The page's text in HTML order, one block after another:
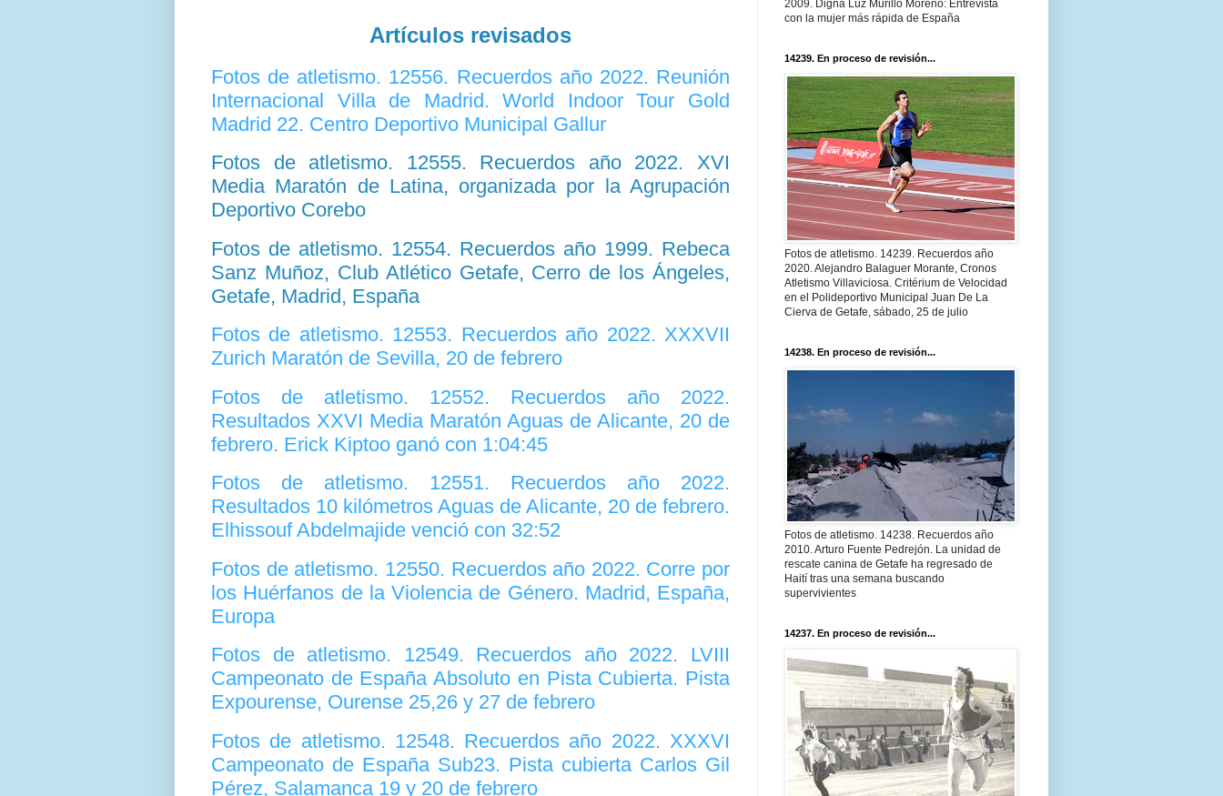
Artículos revisados
Fotos de atletismo. 12556. Recuerdos año 2022. Reunión
Internacional Villa de Madrid. World Indoor Tour Gold
Madrid 22. Centro Deportivo Municipal Gallur
Fotos de atletismo. 12555. Recuerdos año 2022. XVI
Media Maratón de Latina, organizada por la Agrupación
Deportivo Corebo
Fotos de atletismo. 12554. Recuerdos año 1999. Rebeca
Sanz Muñoz, Club Atlético Getafe, Cerro de los Ángeles,
Getafe, Madrid, España
Fotos de atletismo. 12553. Recuerdos año 2022. XXXVII
Zurich Maratón de Sevilla, 20 de febrero
Fotos de atletismo. 12552. Recuerdos año 2022.
Resultados XXVI Media Maratón Aguas de Alicante, 20 de
febrero. Erick Kiptoo ganó con 1:04:45
Fotos de atletismo. 12551. Recuerdos año 2022.
Resultados 10 kilómetros Aguas de Alicante, 20 de febrero.
Elhissouf Abdelmajide venció con 32:52
Fotos de atletismo. 12550. Recuerdos año 2022. Corre por
los Huérfanos de la Violencia de Género. Madrid, España,
Europa
Fotos de atletismo. 12549. Recuerdos año 2022. LVIII
Campeonato de España Absoluto en Pista Cubierta. Pista
Expourense, Ourense 25,26 y 27 de febrero
Fotos de atletismo. 12548. Recuerdos año 2022. XXXVI
Campeonato de España Sub23. Pista cubierta Carlos Gil
Pérez, Salamanca 19 y 20 de febrero
2009. Digna Luz Murillo Moreno: Entrevista
con la mujer más rápida de España
14239. En proceso de revisión...
Fotos de atletismo. 14239. Recuerdos año
2020. Alejandro Balaguer Morante, Cronos
Atletismo Villaviciosa. Critérium de Velocidad
en el Polideportivo Municipal Juan De La
Cierva de Getafe, sábado, 25 de julio
14238. En proceso de revisión...
Fotos de atletismo. 14238. Recuerdos año
2010. Arturo Fuente Pedrejón. La unidad de
rescate canina de Getafe ha regresado de
Haití tras una semana buscando
supervivientes
14237. En proceso de revisión...